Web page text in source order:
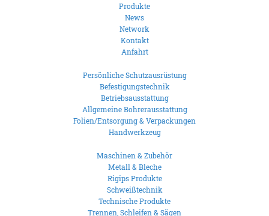
Produkte
News
Network
Kontakt
Anfahrt
Persönliche Schutzausrüstung
Befestigungstechnik
Betriebsausstattung
Allgemeine Bohrerausstattung
Folien/Entsorgung & Verpackungen
Handwerkzeug
Maschinen & Zubehör
Metall & Bleche
Rigips Produkte
Schweißtechnik
Technische Produkte
Trennen, Schleifen & Sägen